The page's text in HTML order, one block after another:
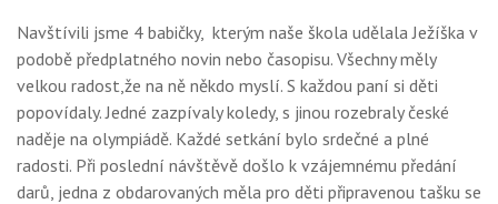
Navštívili jsme 4 babičky, kterým naše škola udělala Ježíška v
podobě předplatného novin nebo časopisu. Všechny měly
velkou radost,že na ně někdo myslí. S každou paní si děti
popovídaly. Jedné zazpívaly koledy, s jinou rozebraly české
naděje na olympiádě. Každé setkání bylo srdečné a plné
radosti. Při poslední návštěvě došlo k vzájemnému předání
darů, jedna z obdarovaných měla pro děti připravenou tašku se